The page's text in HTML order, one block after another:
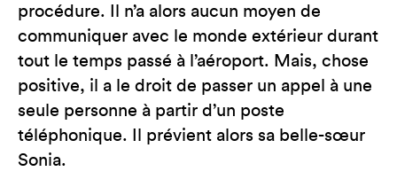
procédure. Il n’a alors aucun moyen de
communiquer avec le monde extérieur durant
tout le temps passé à l’aéroport. Mais, chose
positive, il a le droit de passer un appel à une
seule personne à partir d’un poste
téléphonique. Il prévient alors sa belle-sœur
Sonia.